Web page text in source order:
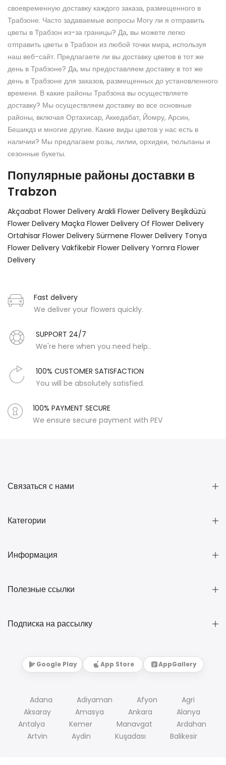
своевременную доставку каждого заказа, размещенного в
Трабзоне. Часто задаваемые вопросы Могу ли я отправить
цветы в Трабзон из-за границы? Да, вы можете легко
отправить цветы в Трабзон из любой точки мира, используя
наш веб-сайт. Предлагаете ли вы доставку цветов в тот же
день в Трабзоне? Да, мы предоставляем доставку в тот же
день в Трабзоне для заказов, размещенных до установленного
времени. В какие районы Трабзона вы осуществляете
доставку? Мы осуществляем доставку во все основные
районы, включая Ортахисар, Аккедабат, Йомру, Арсин,
Бешикдз и многие другие. Какие виды цветов у нас есть в
наличии? Мы предлагаем розы, лилии, орхидеи, тюльпаны и
сезонные букеты.
Популярные районы доставки в
Trabzon
Akçaabat Flower Delivery Arakli Flower Delivery Beşikdüzü
Flower Delivery Maçka Flower Delivery Of Flower Delivery
Ortahisar Flower Delivery Sürmene Flower Delivery Tonya
Flower Delivery Vakfikebir Flower Delivery Yomra Flower
Delivery
Fast delivery
We deliver your flowers quickly.
SUPPORT 24/7
We're here when you need help..
100% CUSTOMER SATISFACTION
You will be absolutely satisfied.
100% PAYMENT SECURE
We ensure secure payment with PEV
Связаться с нами
Категории
Информация
Полезные ссылки
Подписка на рассылку
Google Play App Store AppGallery
Adana Adiyaman Afyon
Agri
Aksaray
Amasya Ankara
Alanya
Antalya
Kemer Manavgat
Ardahan
Artvin
Aydin Kuşadası Balikesir